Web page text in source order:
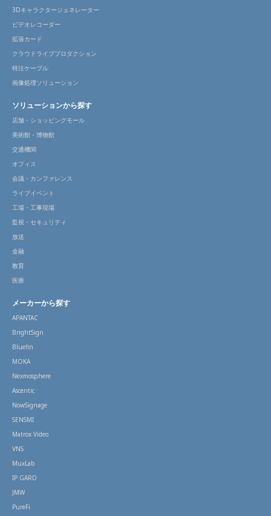
3Dキャラクタージェネレーター
ビデオレコーダー
拡張カード
クラウドライブプロダクション
特注ケーブル
画像処理ソリューション
ソリューションから探す
店舗・ショッピングモール
美術館・博物館
交通機関
オフィス
会議・カンファレンス
ライブイベント
工場・工事現場
監視・セキュリティ
放送
金融
教育
医療
メーカーから探す
APANTAC
BrightSign
Bluefin
MOKA
Nexmosphere
Ascentic
NowSignage
SENSMI
Matrox Video
VNS
MuxLab
IP GARD
JMW
PureFi